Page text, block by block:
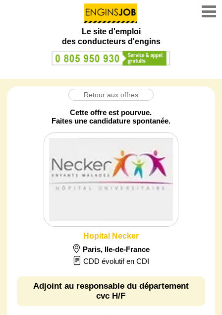
Le site d'emploi
des conducteurs d'engins
Retour aux offres
Cette offre est pourvue.
Faites une candidature spontanée.
Hopital Necker
Paris, Ile-de-France
CDD évolutif en CDI
Adjoint au responsable du département
cvc H/F